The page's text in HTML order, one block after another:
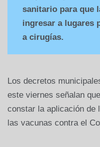
sanitario para que
ingresar a lugares
a cirugías.
Los decretos
este viernes señalan
constar la aplicación de
las vacunas contra el